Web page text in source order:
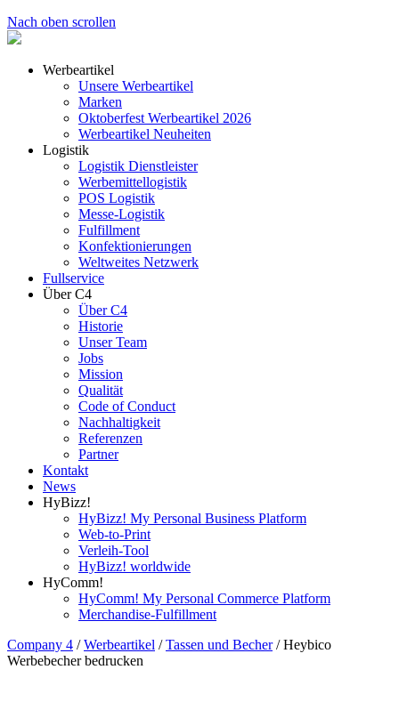
Nach oben scrollen
Werbeartikel
Unsere Werbeartikel
Marken
Oktoberfest Werbeartikel 2026
Werbeartikel Neuheiten
Logistik
Logistik Dienstleister
Werbemittellogistik
POS Logistik
Messe-Logistik
Fulfillment
Konfektionierungen
Weltweites Netzwerk
Fullservice
Über C4
Über C4
Historie
Unser Team
Jobs
Mission
Qualität
Code of Conduct
Nachhaltigkeit
Referenzen
Partner
Kontakt
News
HyBizz!
HyBizz! My Personal Business Platform
Web-to-Print
Verleih-Tool
HyBizz! worldwide
HyComm!
HyComm! My Personal Commerce Platform
Merchandise-Fulfillment
Company 4 / Werbeartikel / Tassen und Becher / Heybico
Werbebecher bedrucken